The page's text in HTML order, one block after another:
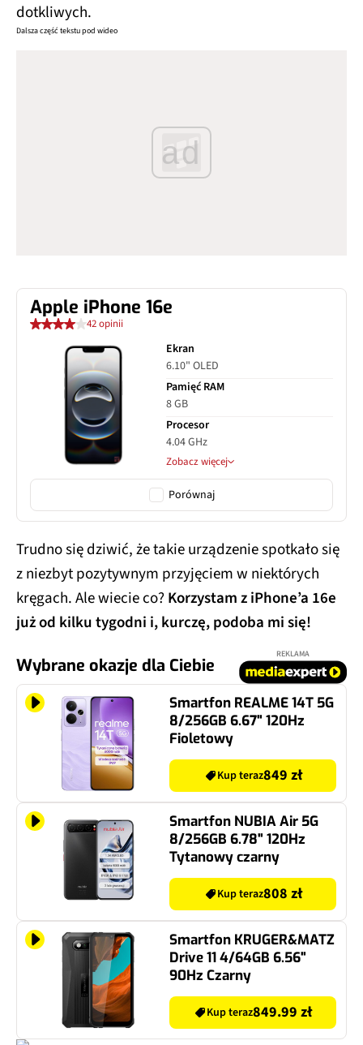
dotkliwych.
Dalsza część tekstu pod wideo
ad
Apple iPhone 16e
42 opinii
Ekran
6.10" OLED
Pamięć RAM
8 GB
Procesor
4.04 GHz
Zobacz więcej
Porównaj
Trudno się dziwić, że takie urządzenie spotkało się
z niezbyt pozytywnym przyjęciem w niektórych
kręgach. Ale wiecie co?Korzystam z iPhone’a 16e
już od kilku tygodni i, kurczę, podoba mi się!
Wybrane okazje dla Ciebie
REKLAMA
Smartfon REALME 14T 5G
8/256GB 6.67" 120Hz
Fioletowy
Kup teraz849 zł
Smartfon NUBIA Air 5G
8/256GB 6.78" 120Hz
Tytanowy czarny
Kup teraz808 zł
Smartfon KRUGER&MATZ
Drive 11 4/64GB 6.56"
90Hz Czarny
Kup teraz849.99 zł